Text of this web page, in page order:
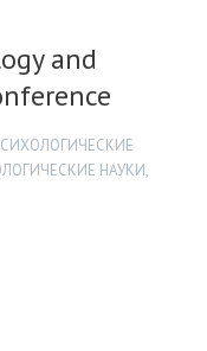
and
НАУКИ,